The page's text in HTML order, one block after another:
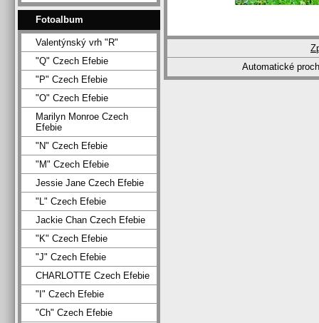
Automatické
Fotoalbum
Valentýnský vrh "R"
"Q" Czech Efebie
"P" Czech Efebie
"O" Czech Efebie
Marilyn Monroe Czech
Efebie
"N" Czech Efebie
"M" Czech Efebie
Jessie Jane Czech Efebie
"L" Czech Efebie
Jackie Chan Czech Efebie
"K" Czech Efebie
"J" Czech Efebie
CHARLOTTE Czech Efebie
"I" Czech Efebie
"Ch" Czech Efebie